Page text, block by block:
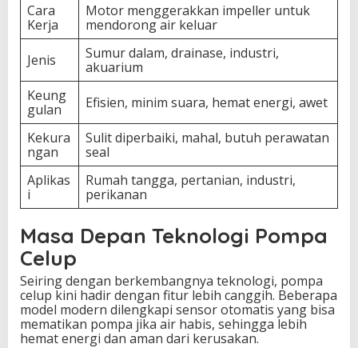
Cara
Kerja
Motor menggerakkan impeller untuk
mendorong air keluar
Jenis
Sumur dalam, drainase, industri,
akuarium
Keung
gulan
Efisien, minim suara, hemat energi, awet
Kekura
ngan
Sulit diperbaiki, mahal, butuh perawatan
seal
Aplikas
i
Rumah tangga, pertanian, industri,
perikanan
Masa Depan Teknologi Pompa
Celup
Seiring dengan berkembangnya teknologi, pompa
celup kini hadir dengan fitur lebih canggih. Beberapa
model modern dilengkapi sensor otomatis yang bisa
mematikan pompa jika air habis, sehingga lebih
hemat energi dan aman dari kerusakan.